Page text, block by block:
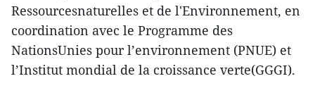
Ressourcesnaturelles et de l'Environnement, en
coordination avec le Programme des
NationsUnies pour l’environnement (PNUE) et
l’Institut mondial de la croissance verte(GGGI).